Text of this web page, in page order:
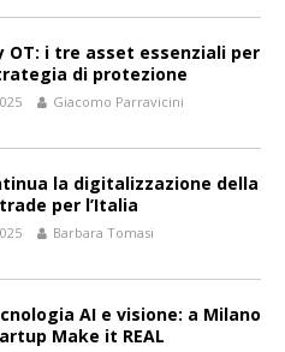
OT: i tre asset essenziali per
di protezione
Giacomo Parravicini
la digitalizzazione della
per l’Italia
Barbara Tomasi
AI e visione: a Milano
Make it REAL